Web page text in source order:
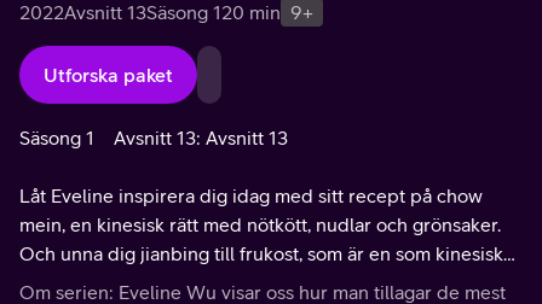
2022Avsnitt 13Säsong 120 min 9+
Utforska paket
Säsong 1 Avsnitt 13: Avsnitt 13
Låt Eveline inspirera dig idag med sitt recept på chow
mein, en kinesisk rätt med nötkött, nudlar och grönsaker.
Och unna dig jianbing till frukost, som är en som kinesiska
crepes.
Om serien: Eveline Wu visar oss hur man tillagar de mest